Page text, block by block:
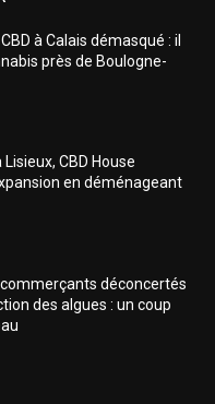
à Calais démasqué : il
près de Boulogne-
CBD House
en déménageant
déconcertés
des algues : un coup